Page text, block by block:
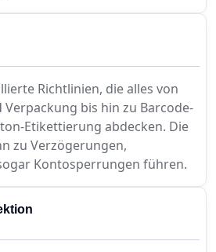
Richtlinien, die alles von
bis hin zu Barcode-
Etikettierung abdecken. Die
zu Verzögerungen,
Kontosperrungen führen.